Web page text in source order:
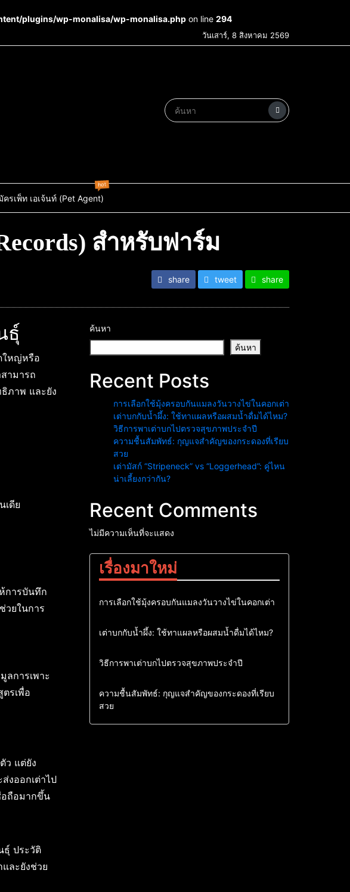
plugins/wp-monalisa/wp-monalisa.php on line 294
วันเสาร์, 8 สิงหาคม 2569
ครเพ็ท เอเจ้นท์ (Pet Agent)
hot
สำหรับฟาร์ม
share tweet share
ธุ์
ใหญ่หรือ
ามารถ
ภาพ และยัง
เดีย
การบันทึก
วยในการ
ลการเพาะ
รเพื่อ
ว แต่ยัง
งออกเต่าไป
อถือมากขึ้น
ธุ์ ประวัติ
ละยังช่วย
ค้นหา
ค้นหา
Recent Posts
การเลือกใช้มุ้งครอบกันแมลงวันวางไข่ในคอกเต่า
เต่าบกกับน้ำผึ้ง: ใช้ทาแผลหรือผสมน้ำดื่มได้ไหม?
วิธีการพาเต่าบกไปตรวจสุขภาพประจำปี
ความชื้นสัมพัทธ์: กุญแจสำคัญของกระดองที่เรียบ
สวย
เต่ามัสก์ “Stripeneck” vs “Loggerhead”: คู่ไหน
น่าเลี้ยงกว่ากัน?
Recent Comments
ไม่มีความเห็นที่จะแสดง
เรื่องมาใหม่
เต่าบก
การเลือกใช้มุ้งครอบกันแมลงวันวางไข่ในคอกเต่า
เต่าบก
เต่าบกกับน้ำผึ้ง: ใช้ทาแผลหรือผสมน้ำดื่มได้ไหม?
วิธีการพาเต่าบกไปตรวจสุขภาพประจำปี
เต่าบก
ความชื้นสัมพัทธ์: กุญแจสำคัญของกระดองที่เรียบ
สวย